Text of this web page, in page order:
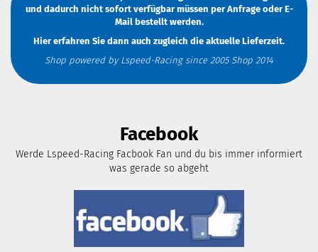
und dadurch nicht sofort verfügbar müssen per AnfrageoderE-
Mailbestellt werden.
Hier erfahren Sie dann auch zugleich die aktuelle Lieferzeit.
Shop powered by Lspeed-Racing since 2005 Shop 2014
Facebook
Werde Lspeed-Racing Facbook Fan und du bis immer informiert
was gerade so abgeht